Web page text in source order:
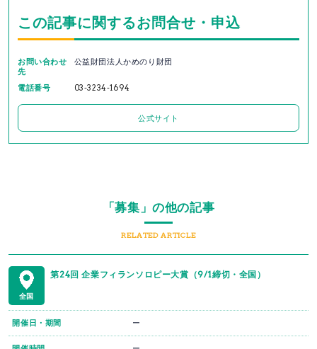
この記事に関するお問合せ・申込
お問い合わせ
先
公益財団法人かめのり財団
電話番号 03-3234-1694
公式サイト
「募集」の他の記事
RELATED ARTICLE
全国
第24回 企業フィランソロピー大賞（9/1締切・全国）
開催日・期間 ー